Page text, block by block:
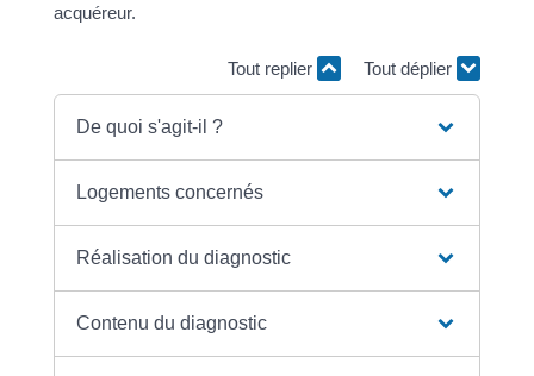
acquéreur.
Tout replier Tout déplier
De quoi s'agit-il ?
Logements concernés
Réalisation du diagnostic
Contenu du diagnostic